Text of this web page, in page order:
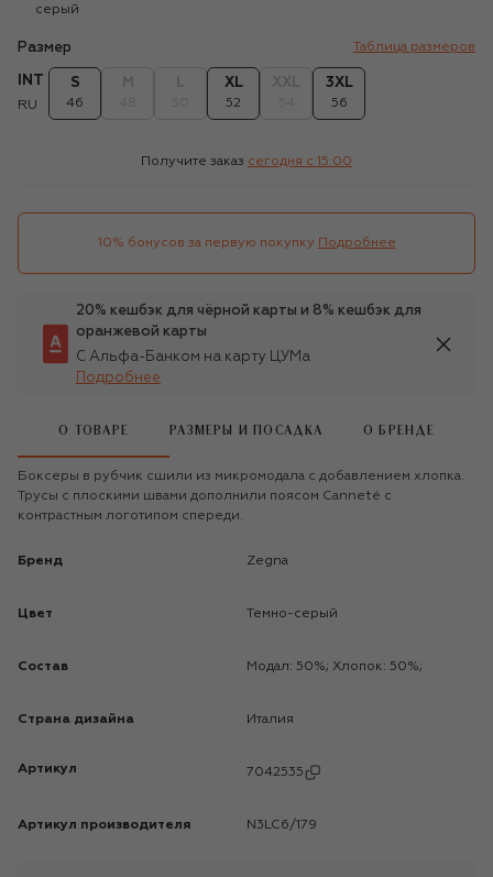
серый
Размер Таблица размеров
INT
RU
S
46
XL
52
3XL
56
Получите заказ сегодня c 15:00
10% бонусов за первую покупку Подробнее
20% кешбэк для чёрной карты и 8% кешбэк для
оранжевой карты
С Альфа-Банком на карту ЦУМа
Подробнее
О ТОВАРЕ РАЗМЕРЫ И ПОСАДКА О БРЕНДЕ
Боксеры в рубчик сшили из микромодала с добавлением хлопка.
Трусы с плоскими швами дополнили поясом Canneté с
контрастным логотипом спереди.
Бренд Zegna
Цвет Темно-серый
Состав Модал: 50%; Хлопок: 50%;
Страна дизайна Италия
Артикул 7042535
Артикул производителя N3LC6/179